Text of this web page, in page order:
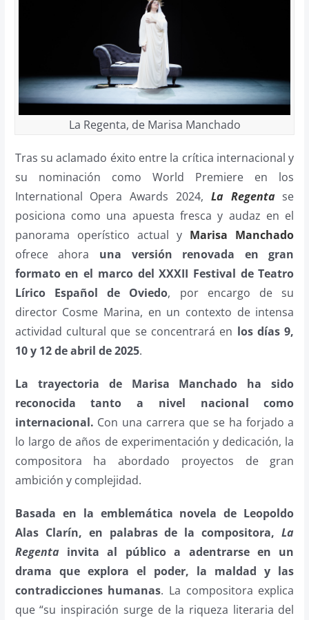
La Regenta, de Marisa Manchado
Tras su aclamado éxito entre la crítica internacional y
su nominación como World Premiere en los
International Opera Awards 2024, La Regentase
posiciona como una apuesta fresca y audaz en el
panorama operístico actual y Marisa Manchado
ofrece ahora una versión renovada en gran
formato en el marco del XXXII Festival de Teatro
Lírico Español de Oviedo, por encargo de su
director Cosme Marina, en un contexto de intensa
actividad cultural que se concentrará en los días 9,
10 y 12 de abril de 2025.
La trayectoria de Marisa Manchado ha sido
reconocida tanto a nivel nacional como
internacional. Con una carrera que se ha forjado a
lo largo de años de experimentación y dedicación, la
compositora ha abordado proyectos de gran
ambición y complejidad.
Basada en la emblemática novela de Leopoldo
Alas Clarín, en palabras de la compositora,La
Regentainvita al público a adentrarse en un
drama que explora el poder, la maldad y las
contradicciones humanas. La compositora explica
que “su inspiración surge de la riqueza literaria del